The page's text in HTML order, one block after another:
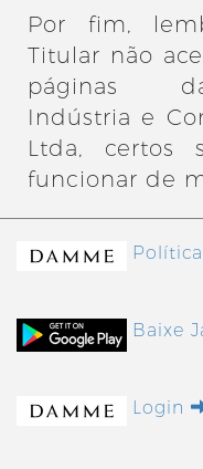
Por fim,
Titular não
páginas
Indústria e
Ltda, certos
funcionar de
Baixe
Login